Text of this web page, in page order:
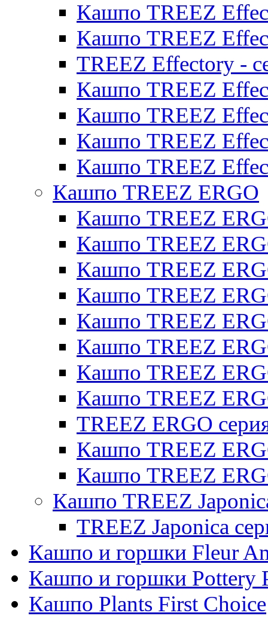
Кашпо TREEZ
Кашпо TREEZ
TREEZ Effectory -
Кашпо TREEZ
Кашпо TREEZ
Кашпо TREEZ
Кашпо TREEZ
Кашпо TREEZ ERGO
Кашпо TREEZ
Кашпо TREEZ
Кашпо TREEZ
Кашпо TREEZ
Кашпо TREEZ
Кашпо TREEZ
Кашпо TREEZ
Кашпо TREEZ
TREEZ ERGO
Кашпо TREEZ
Кашпо TREEZ
Кашпо TREEZ
TREEZ Japonica
Кашпо и горшки Fleur
Кашпо и горшки Pottery
Кашпо Plants First Choice